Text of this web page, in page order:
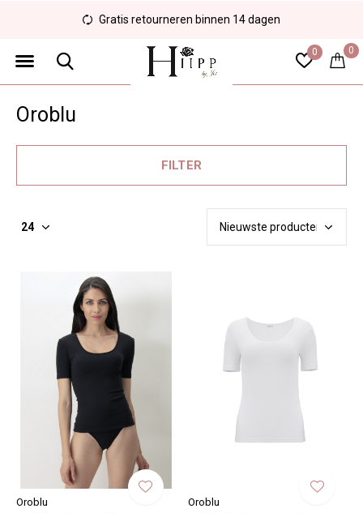
0 0
Gratis retourneren binnen 14 dagen
Oroblu
FILTER
Oroblu Oroblu